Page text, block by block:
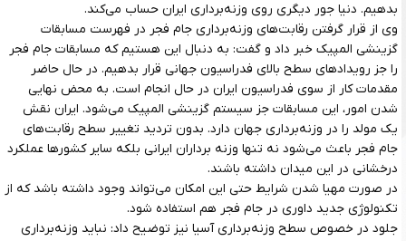
بدهیم. دنیا جور دیگری روی وزنه‌برداری ایران حساب می‌کند.
وی از قرار گرفتن رقابت‌های وزنه‌برداری جام فجر در فهرست مسابقات
گزینشی المپیک خبر داد و گفت: به دنبال این هستیم که مسابقات جام فجر
را جز رویدادهای سطح بالای فدراسیون جهانی قرار بدهیم. در حال حاضر
مقدمات کار از سوی فدراسیون ایران در حال انجام است. به محض نهایی
شدن امور، این مسابقات جز سیستم گزینشی المپیک می‌شود. ایران نقش
یک مولد را در وزنه‌برداری جهان دارد. بدون تردید تغییر سطح رقابت‌های
جام فجر باعث می‌شود نه تنها وزنه برداران ایرانی بلکه سایر کشورها عملکرد
درخشانی در این میدان داشته باشند.
در صورت مهیا شدن شرایط حتی این امکان می‌تواند وجود داشته باشد که از
تکنولوژی جدید داوری در جام فجر هم استفاده شود.
جلود در خصوص سطح وزنه‌برداری آسیا نیز توضیح داد: نباید وزنه‌برداری